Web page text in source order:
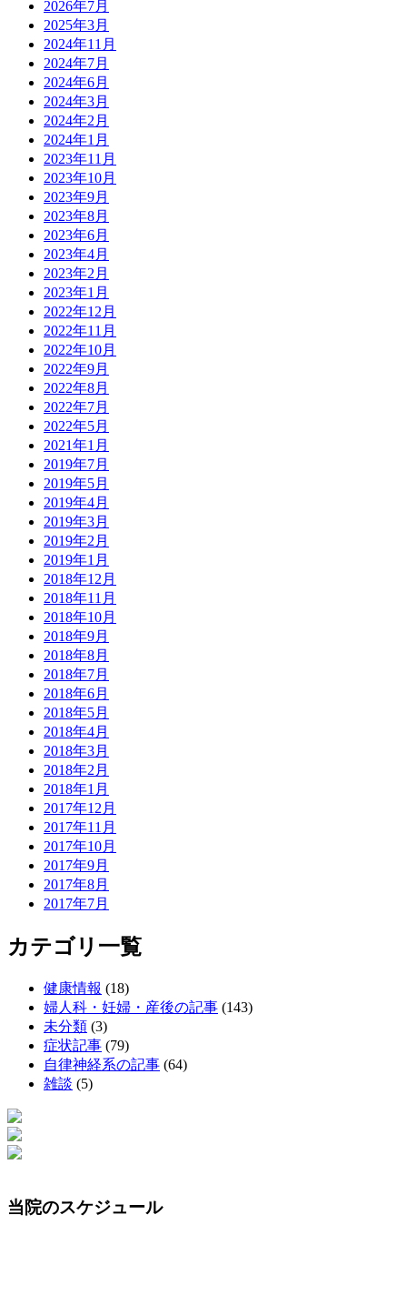
2026年7月
2025年3月
2024年11月
2024年7月
2024年6月
2024年3月
2024年2月
2024年1月
2023年11月
2023年10月
2023年9月
2023年8月
2023年6月
2023年4月
2023年2月
2023年1月
2022年12月
2022年11月
2022年10月
2022年9月
2022年8月
2022年7月
2022年5月
2021年1月
2019年7月
2019年5月
2019年4月
2019年3月
2019年2月
2019年1月
2018年12月
2018年11月
2018年10月
2018年9月
2018年8月
2018年7月
2018年6月
2018年5月
2018年4月
2018年3月
2018年2月
2018年1月
2017年12月
2017年11月
2017年10月
2017年9月
2017年8月
2017年7月
カテゴリ一覧
健康情報 (18)
婦人科・妊婦・産後の記事 (143)
未分類 (3)
症状記事 (79)
自律神経系の記事 (64)
雑談 (5)
当院のスケジュール